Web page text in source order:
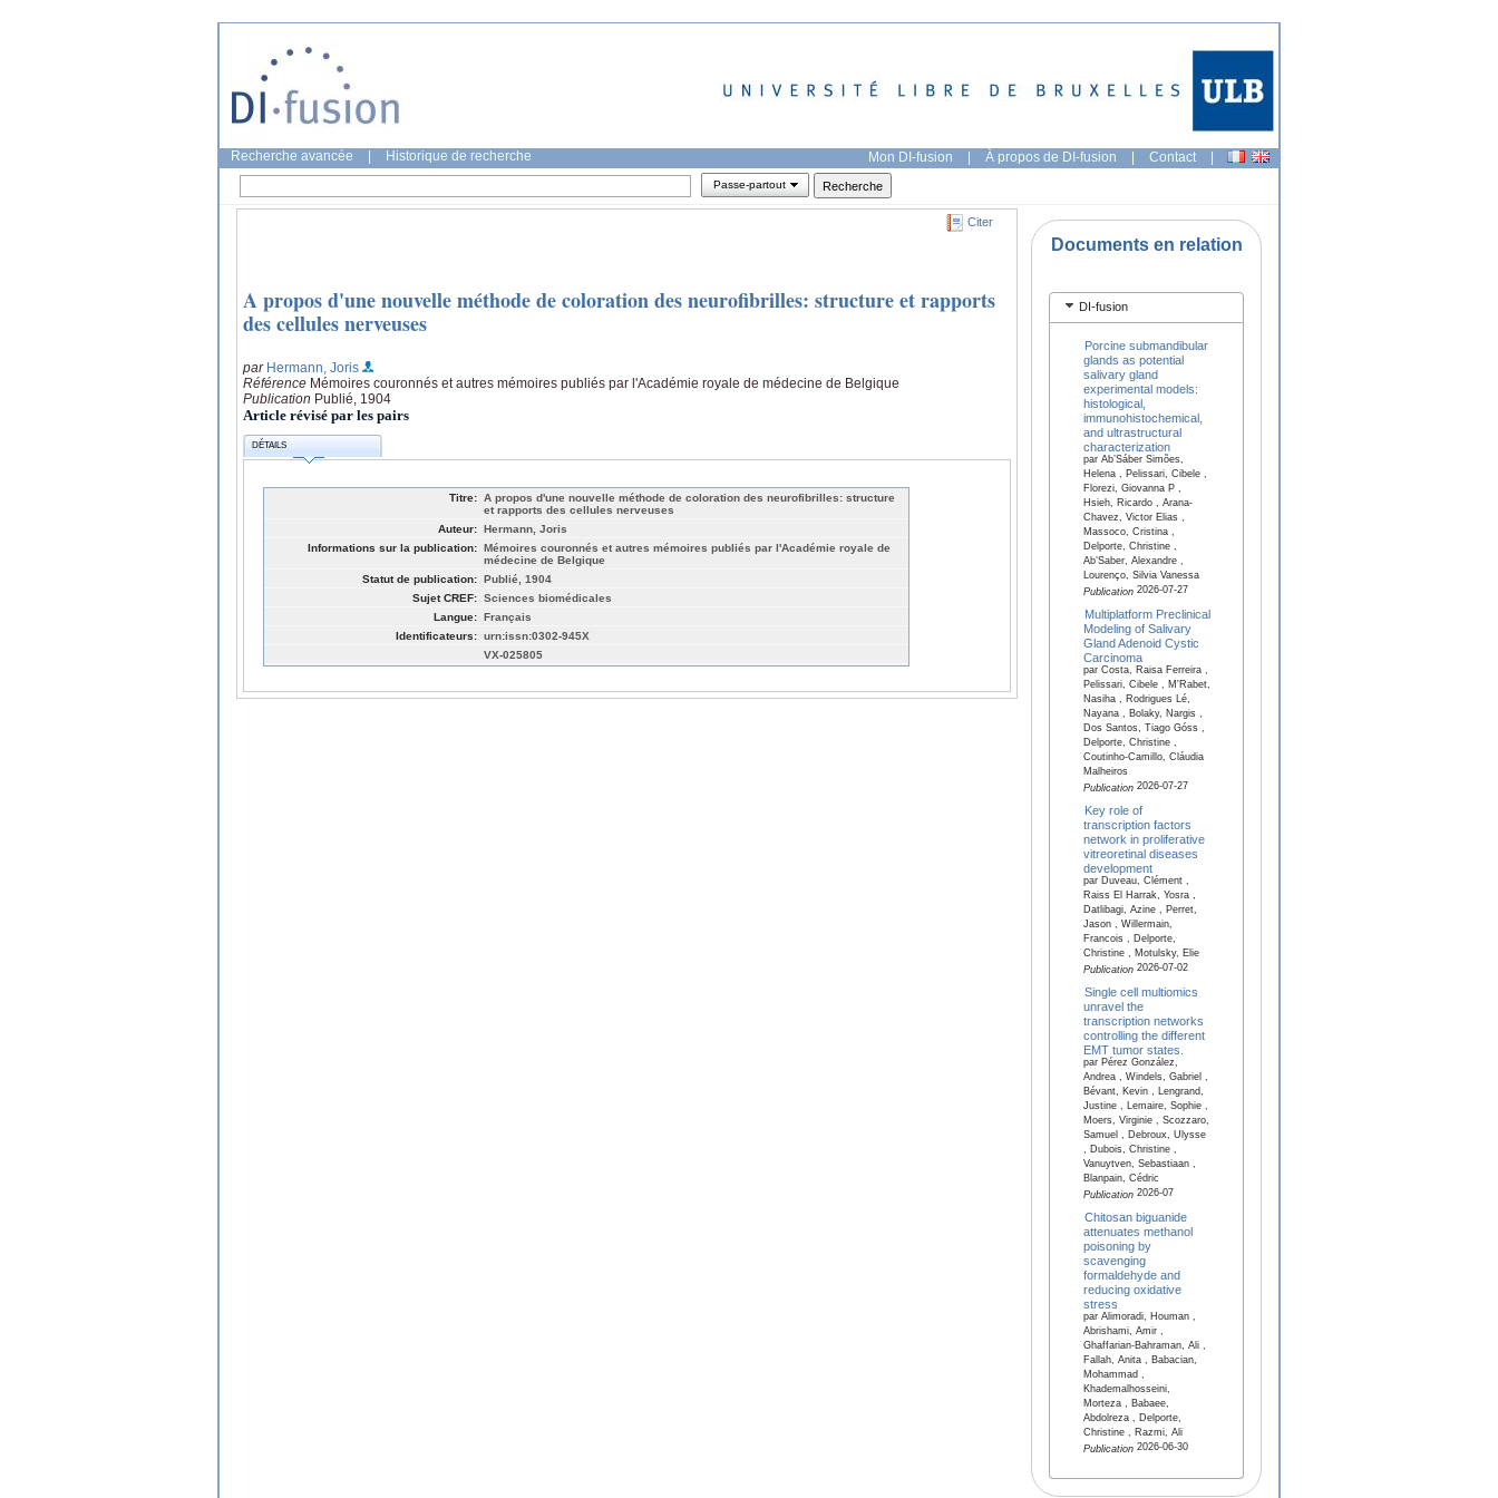
Recherche avancée Historique de recherche Mon DI-fusion | À propos de DI-fusion | Contact |
Passe-partout
Citer
A propos d'une nouvelle méthode de coloration des neurofibrilles: structure et rapports
des cellules nerveuses
par Hermann, Joris
Référence Mémoires couronnés et autres mémoires publiés par l'Académie royale de médecine de Belgique
Publication Publié, 1904
Article révisé par les pairs
DÉTAILS
Titre: A propos d'une nouvelle méthode de coloration des neurofibrilles: structure
et rapports des cellules nerveuses
Auteur: Hermann, Joris
Informations sur la publication: Mémoires couronnés et autres mémoires publiés par l'Académie royale de
médecine de Belgique
Statut de publication: Publié, 1904
Sujet CREF: Sciences biomédicales
Langue: Français
Identificateurs: urn:issn:0302-945X
VX-025805
Documents en relation
DI-fusion
Porcine submandibular
glands as potential
salivary gland
experimental models:
histological,
immunohistochemical,
and ultrastructural
characterization
par Ab’Sáber Simões,
Helena , Pelissari, Cibele ,
Florezi, Giovanna P ,
Hsieh, Ricardo , Arana-
Chavez, Victor Elias ,
Massoco, Cristina ,
Delporte, Christine ,
Ab’Saber, Alexandre ,
Lourenço, Silvia Vanessa
Publication2026-07-27
Multiplatform Preclinical
Modeling of Salivary
Gland Adenoid Cystic
Carcinoma
par Costa, Raisa Ferreira ,
Pelissari, Cibele , M'Rabet,
Nasiha , Rodrigues Lé,
Nayana , Bolaky, Nargis ,
Dos Santos, Tiago Góss ,
Delporte, Christine ,
Coutinho-Camillo, Cláudia
Malheiros
Publication2026-07-27
Key role of
transcription factors
network in proliferative
vitreoretinal diseases
development
par Duveau, Clément ,
Raiss El Harrak, Yosra ,
Datlibagi, Azine , Perret,
Jason , Willermain,
Francois , Delporte,
Christine , Motulsky, Elie
Publication2026-07-02
Single cell multiomics
unravel the
transcription networks
controlling the different
EMT tumor states.
par Pérez González,
Andrea , Windels, Gabriel ,
Bévant, Kevin , Lengrand,
Justine , Lemaire, Sophie ,
Moers, Virginie , Scozzaro,
Samuel , Debroux, Ulysse
, Dubois, Christine ,
Vanuytven, Sebastiaan ,
Blanpain, Cédric
Publication2026-07
Chitosan biguanide
attenuates methanol
poisoning by
scavenging
formaldehyde and
reducing oxidative
stress
par Alimoradi, Houman ,
Abrishami, Amir ,
Ghaffarian-Bahraman, Ali ,
Fallah, Anita , Babacian,
Mohammad ,
Khademalhosseini,
Morteza , Babaee,
Abdolreza , Delporte,
Christine , Razmi, Ali
Publication2026-06-30